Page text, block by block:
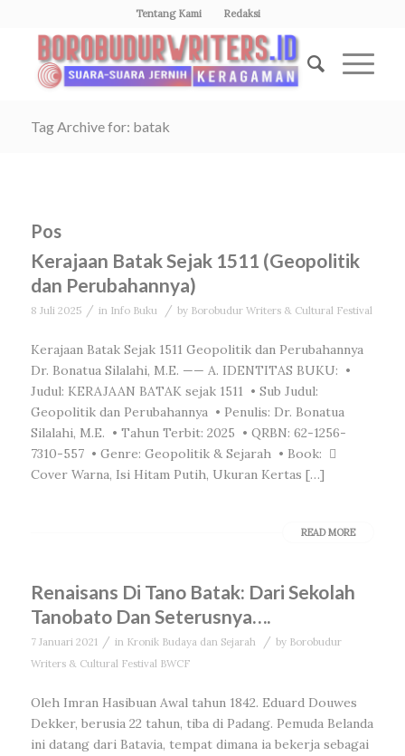
Tentang Kami Redaksi
Tag Archive for: batak
Pos
Kerajaan Batak Sejak 1511 (Geopolitik
dan Perubahannya)
8 Juli 2025 / in Info Buku / by Borobudur Writers & Cultural Festival
Kerajaan Batak Sejak 1511 Geopolitik dan Perubahannya
Dr. Bonatua Silalahi, M.E. —— A. IDENTITAS BUKU: •
Judul: KERAJAAN BATAK sejak 1511 • Sub Judul:
Geopolitik dan Perubahannya • Penulis: Dr. Bonatua
Silalahi, M.E. • Tahun Terbit: 2025 • QRBN: 62-1256-
7310-557 • Genre: Geopolitik & Sejarah • Book: 
Cover Warna, Isi Hitam Putih, Ukuran Kertas […]
READ MORE
Renaisans Di Tano Batak: Dari Sekolah
Tanobato Dan Seterusnya….
7 Januari 2021 / in Kronik Budaya dan Sejarah / by Borobudur
Writers & Cultural Festival BWCF
Oleh Imran Hasibuan Awal tahun 1842. Eduard Douwes
Dekker, berusia 22 tahun, tiba di Padang. Pemuda Belanda
ini datang dari Batavia, tempat dimana ia bekerja sebagai